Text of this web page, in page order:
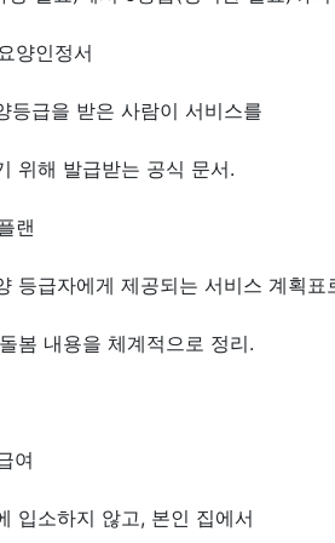
양인정서
등급을 받은 사람이 서비스를
위해 발급받는 공식 문서.
랜
등급자에게 제공되는 서비스 계획
봄 내용을 체계적으로 정리.
여
입소하지 않고, 본인 집에서